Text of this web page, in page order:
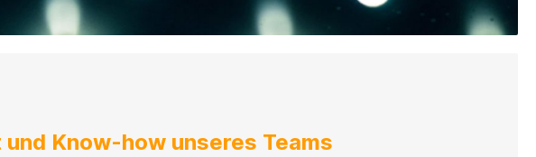
Know-how unseres Teams